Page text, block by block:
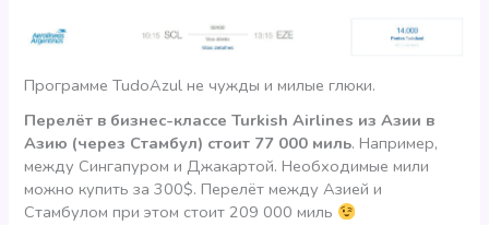
Программе TudoAzul не чужды и милые глюки.
Перелёт в бизнес-классе Turkish Airlines из Азии в
Азию (через Стамбул) стоит 77 000 миль. Например,
между Сингапуром и Джакартой. Необходимые мили
можно купить за 300$. Перелёт между Азией и
Стамбулом при этом стоит 209 000 миль